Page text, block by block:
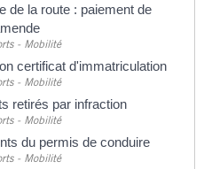
de la route : paiement de
- Mobilité
certificat d'immatriculation
- Mobilité
retirés par infraction
- Mobilité
du permis de conduire
- Mobilité